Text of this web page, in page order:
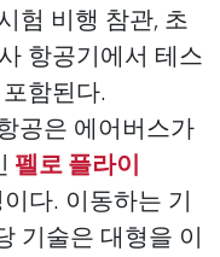
험 비행 참관, 초
항공기에서 테스
함된다.
공은 에어버스가
펠로 플라이
다. 이동하는 기
기술은 대형을 이